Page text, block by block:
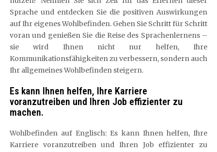
Sprache und entdecken Sie die positiven Auswirkungen
auf Ihr eigenes Wohlbefinden. Gehen Sie Schritt für Schritt
voran und genießen Sie die Reise des Sprachenlernens –
sie wird Ihnen nicht nur helfen, Ihre
Kommunikationsfähigkeiten zu verbessern, sondern auch
Ihr allgemeines Wohlbefinden steigern.
Es kann Ihnen helfen, Ihre Karriere
voranzutreiben und Ihren Job effizienter zu
machen.
Wohlbefinden auf Englisch: Es kann Ihnen helfen, Ihre
Karriere voranzutreiben und Ihren Job effizienter zu